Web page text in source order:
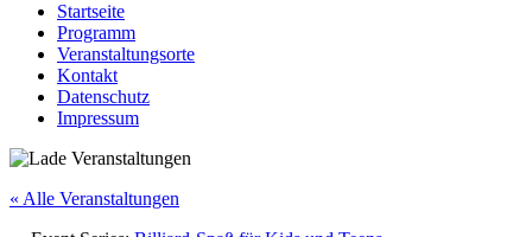
Startseite
Programm
Veranstaltungsorte
Kontakt
Datenschutz
Impressum
« Alle Veranstaltungen